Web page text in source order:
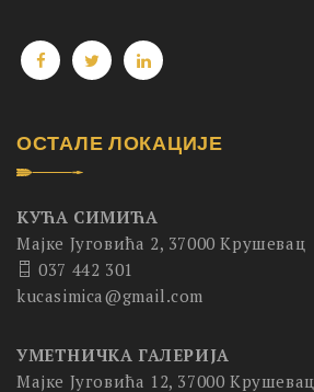
ОСТАЛЕ ЛОКАЦИЈЕ
КУЋА СИМИЋА
Мајке Југовића 2, 37000 Крушевац
037 442 301
kucasimica@gmail.com
УМЕТНИЧКА ГАЛЕРИЈА
Мајке Југовића 12, 37000 Крушевац